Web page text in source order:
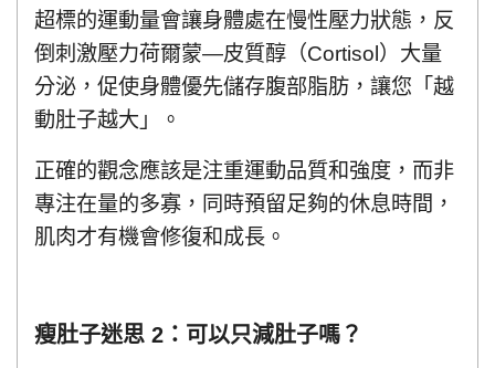
超標的運動量會讓身體處在慢性壓力狀態，反
倒刺激壓力荷爾蒙—皮質醇（Cortisol）大量
分泌，促使身體優先儲存腹部脂肪，讓您「越
動肚子越大」。
正確的觀念應該是注重運動品質和強度，而非
專注在量的多寡，同時預留足夠的休息時間，
肌肉才有機會修復和成長。
瘦肚子迷思 2：可以只減肚子嗎？